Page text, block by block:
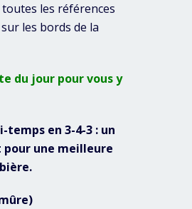
les références
les bords de la
du jour pour vous y
temps en 3-4-3 : un
une meilleure